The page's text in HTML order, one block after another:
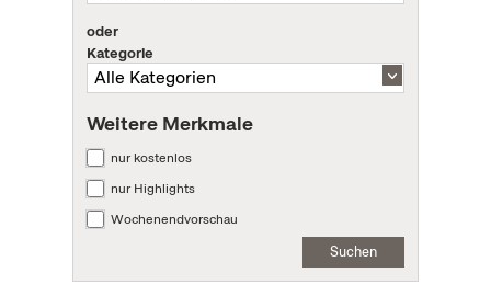
oder
Kategorie
Weitere Merkmale
nur kostenlos
nur Highlights
Wochenendvorschau
Suchen